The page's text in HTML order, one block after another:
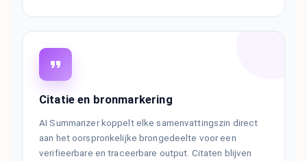
Citatie en bronmarkering
AI Summarizer koppelt elke samenvattingszin direct
aan het oorspronkelijke brongedeelte voor een
verifieerbare en traceerbare output. Citaten blijven